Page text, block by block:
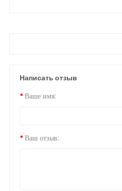
Написать отзыв
Ваше имя:
Ваш отзыв: